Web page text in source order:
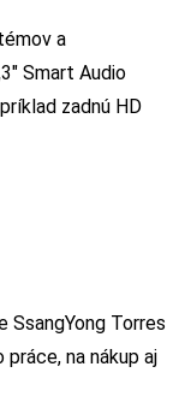
a
Smart Audio
zadnú HD
Torres
na nákup aj